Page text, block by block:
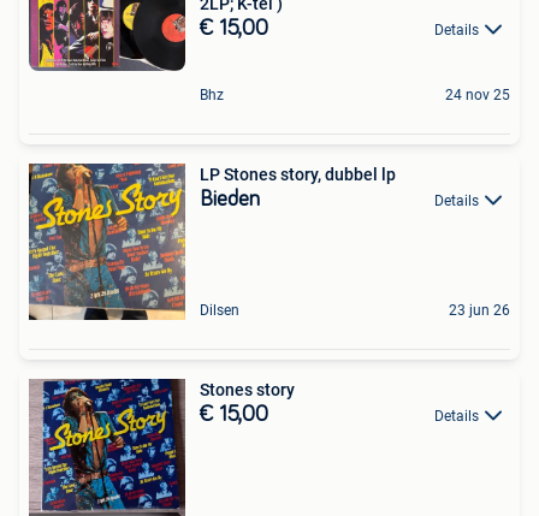
€ 15,00 Details
Bhz 24 nov 25
LP Stones story, dubbel lp
Bieden Details
Dilsen 23 jun 26
Stones story
€ 15,00 Details